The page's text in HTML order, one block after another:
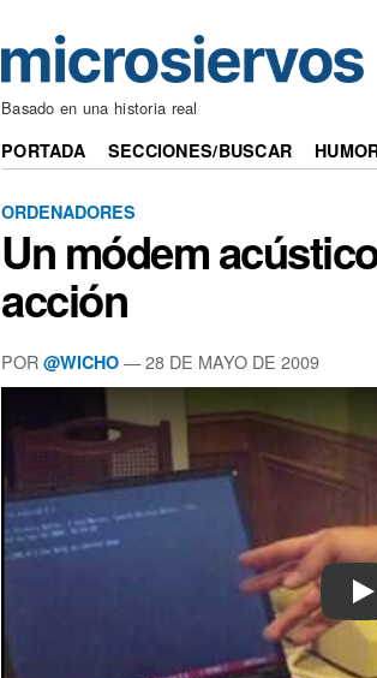
Basado en una historia real
PORTADA SECCIONES/BUSCAR
ORDENADORES
Un módem
acción
POR @WICHO — 28 DE MAYO DE 2009